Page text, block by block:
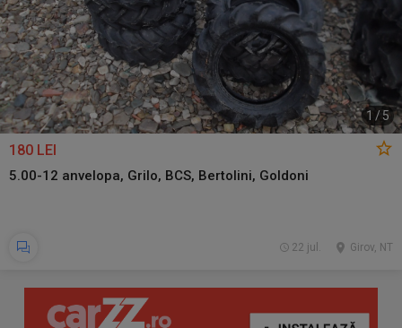
1 / 5
180 LEI
5.00-12 anvelopa, Grilo, BCS, Bertolini, Goldoni
Girov, NT
22 jul.